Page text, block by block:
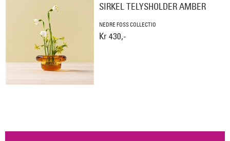
SIRKEL TELYSHOLDER AMBER
NEDRE FOSS COLLECTIO
Kr 430,-